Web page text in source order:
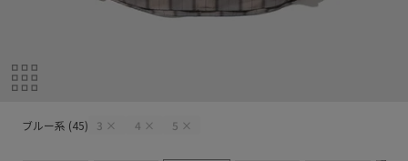
ブルー系 (45) 3 × 4 × 5 ×